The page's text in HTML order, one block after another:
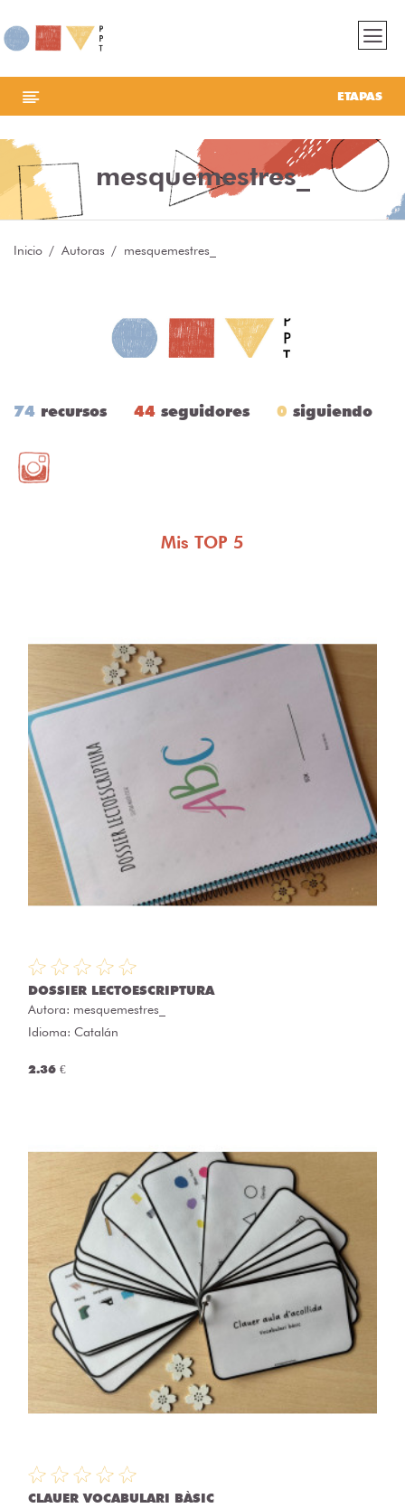
ETAPAS
mesquemestres_
Inicio Autoras mesquemestres_
74 recursos 44 seguidores 0 siguiendo
Mis TOP 5
DOSSIER LECTOESCRIPTURA
Autora: mesquemestres_
Idioma: Catalán
2.36 €
CLAUER VOCABULARI BÀSIC